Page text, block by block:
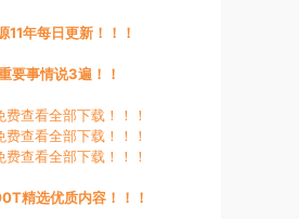
11年每日更新！！！
要事情说3遍！！
费查看全部下载！！！
费查看全部下载！！！
费查看全部下载！！！
精选优质内容！！！